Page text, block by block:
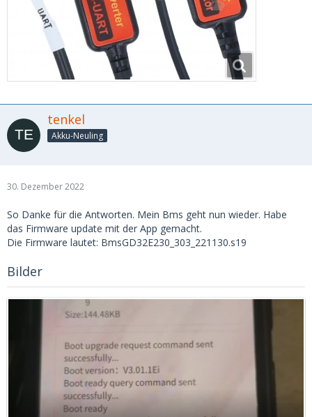
tenkel
Akku-Neuling
30. Dezember 2022
So Danke für die Antworten. Mein Bms geht nun wieder. Habe
das Firmware update mit der App gemacht.
Die Firmware lautet: BmsGD32E230_303_221130.s19
Bilder